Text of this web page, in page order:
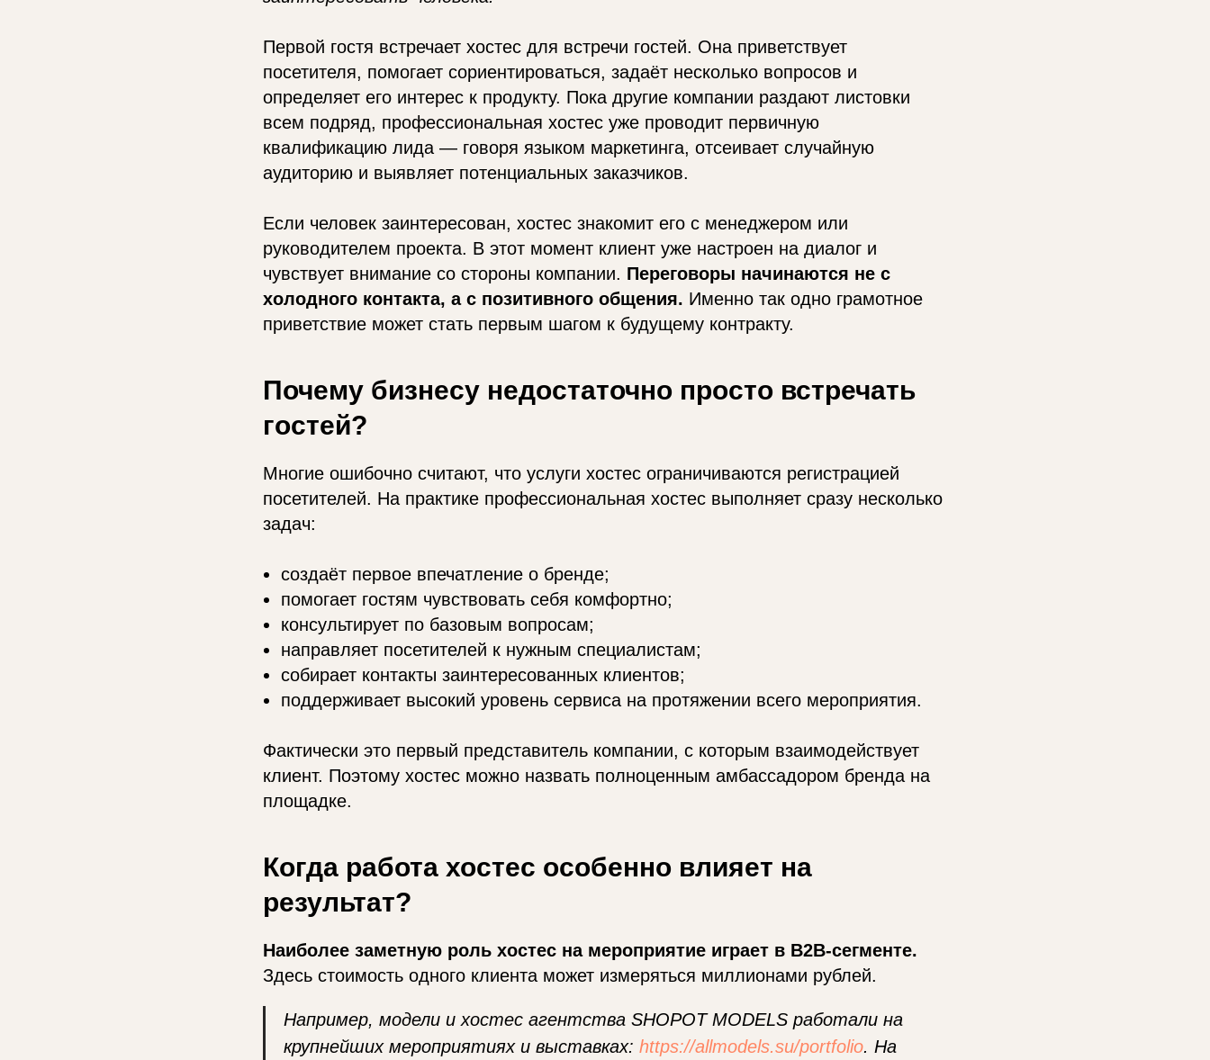
Первой гостя встречает хостес для встречи гостей. Она приветствует
посетителя, помогает сориентироваться, задаёт несколько вопросов и
определяет его интерес к продукту. Пока другие компании раздают листовки
всем подряд, профессиональная хостес уже проводит первичную
квалификацию лида — говоря языком маркетинга, отсеивает случайную
аудиторию и выявляет потенциальных заказчиков.
Если человек заинтересован, хостес знакомит его с менеджером или
руководителем проекта. В этот момент клиент уже настроен на диалог и
чувствует внимание со стороны компании. Переговоры начинаются не с
холодного контакта, а с позитивного общения. Именно так одно грамотное
приветствие может стать первым шагом к будущему контракту.
Почему бизнесу недостаточно просто встречать
гостей?
Многие ошибочно считают, что услуги хостес ограничиваются регистрацией
посетителей. На практике профессиональная хостес выполняет сразу несколько
задач:
создаёт первое впечатление о бренде;
помогает гостям чувствовать себя комфортно;
консультирует по базовым вопросам;
направляет посетителей к нужным специалистам;
собирает контакты заинтересованных клиентов;
поддерживает высокий уровень сервиса на протяжении всего мероприятия.
Фактически это первый представитель компании, с которым взаимодействует
клиент. Поэтому хостес можно назвать полноценным амбассадором бренда на
площадке.
Когда работа хостес особенно влияет на
результат?
Наиболее заметную роль хостес на мероприятие играет в B2B-сегменте.
Здесь стоимость одного клиента может измеряться миллионами рублей.
Например, модели и хостес агентства SHOPOT MODELS работали на
крупнейших мероприятиях и выставках: https://allmodels.su/portfolio. На